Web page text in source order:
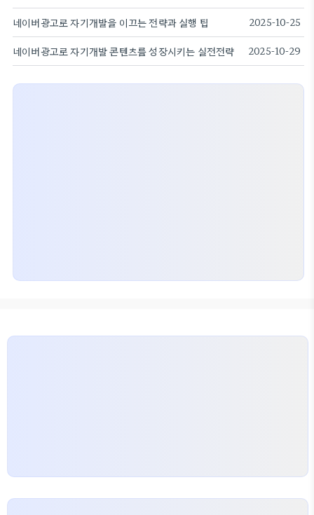
네이버광고로 자기개발을 이끄는 전략과 실행 팁 2025-10-25
네이버광고로 자기개발 콘텐츠를 성장시키는 실전전략 2025-10-29